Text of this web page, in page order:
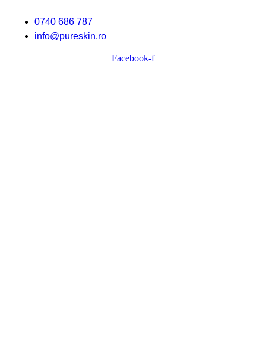
0740 686 787
info@pureskin.ro
Facebook-f